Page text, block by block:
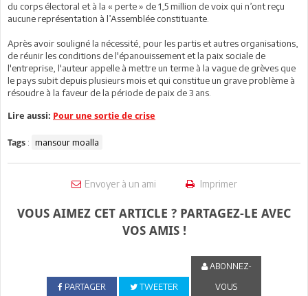
du corps électoral et à la « perte » de 1,5 million de voix qui n’ont reçu
aucune représentation à l’Assemblée constituante.
Après avoir souligné la nécessité, pour les partis et autres organisations,
de réunir les conditions de l'épanouissement et la paix sociale de
l'entreprise, l'auteur appelle à mettre un terme à la vague de grèves que
le pays subit depuis plusieurs mois et qui constitue un grave problème à
résoudre à la faveur de la période de paix de 3 ans.
Lire aussi: Pour une sortie de crise
Tags : mansour moalla
Envoyer à un ami Imprimer
VOUS AIMEZ CET ARTICLE ? PARTAGEZ-LE AVEC
VOS AMIS !
PARTAGER TWEETER
ABONNEZ-
VOUS